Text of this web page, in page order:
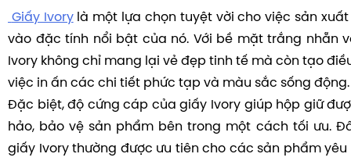
Giấy Ivorylà một lựa chọn tuyệt vời cho việc sản
vào đặc tính nổi bật của nó. Với bề mặt trắng nhẵn
Ivory không chỉ mang lại vẻ đẹp tinh tế mà còn tạo
việc in ấn các chi tiết phức tạp và màu sắc sống động.
Đặc biệt, độ cứng cáp của giấy Ivory giúp hộp giữ
hảo, bảo vệ sản phẩm bên trong một cách tối ưu.
giấy Ivory thường được ưu tiên cho các sản phẩm